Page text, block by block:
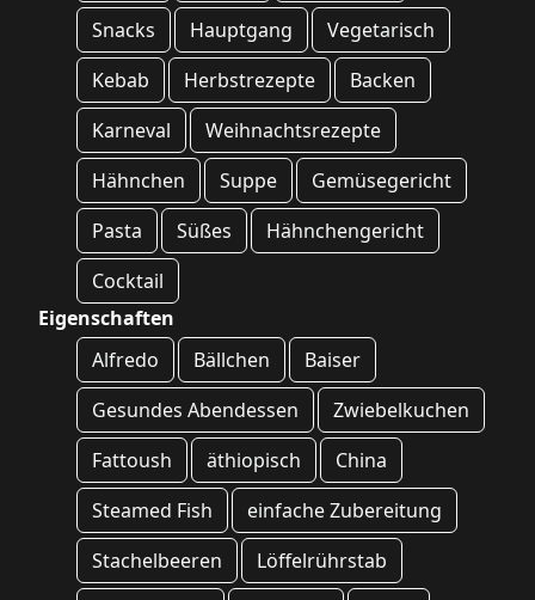
Snacks
Hauptgang
Vegetarisch
Kebab
Herbstrezepte
Backen
Karneval
Weihnachtsrezepte
Hähnchen
Suppe
Gemüsegericht
Pasta
Süßes
Hähnchengericht
Cocktail
Eigenschaften
Alfredo
Bällchen
Baiser
Gesundes Abendessen
Zwiebelkuchen
Fattoush
äthiopisch
China
Steamed Fish
einfache Zubereitung
Stachelbeeren
Löffelrührstab